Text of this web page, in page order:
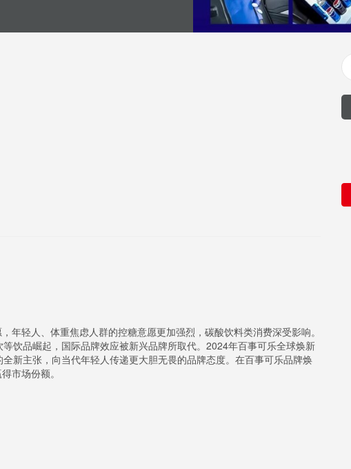
年轻人、体重焦虑人群的控糖意愿更加强烈，碳酸饮料类消费深受影响。
饮品崛起，国际品牌效应被新兴品牌所取代。2024年百事可乐全球焕新
新主张，向当代年轻人传递更大胆无畏的品牌态度。在百事可乐品牌焕
市场份额。